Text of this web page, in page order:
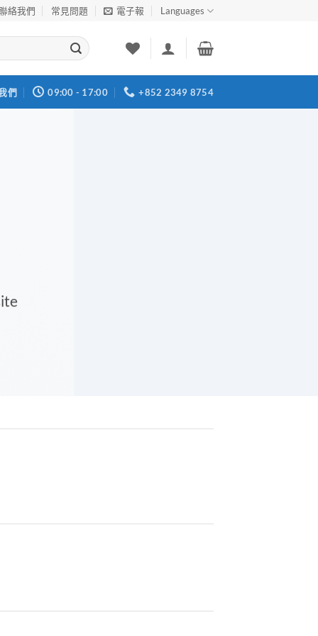
絡我們 常見問題 電子報 Languages
們 09:00 - 17:00 +852 2349 8754